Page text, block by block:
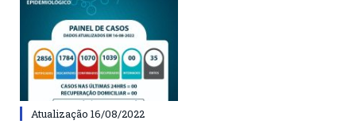
Atualização 16/08/2022